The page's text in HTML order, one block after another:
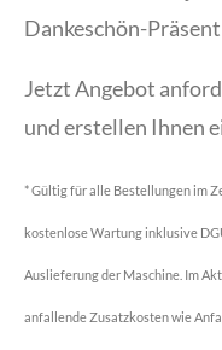
Dankeschön-
Jetzt Angebot
und erstellen Ihnen
* Gültig für alle Bestellungen im
kostenlose Wartung inklusive
Auslieferung der Maschine. Im
anfallende Zusatzkosten wie